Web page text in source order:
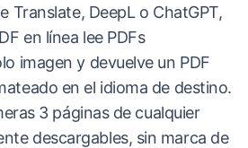
Translate, DeepL o ChatGPT,
en línea lee PDFs
imagen y devuelve un PDF
en el idioma de destino.
3 páginas de cualquier
descargables, sin marca de